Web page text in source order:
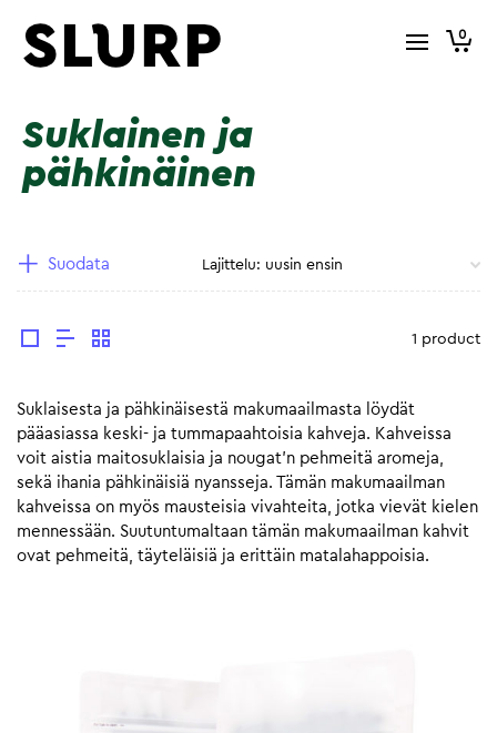
0
Suklainen ja
pähkinäinen
Suodata
1 product
Suklaisesta ja pähkinäisestä makumaailmasta löydät
pääasiassa keski- ja tummapaahtoisia kahveja. Kahveissa
voit aistia maitosuklaisia ja nougat’n pehmeitä aromeja,
sekä ihania pähkinäisiä nyansseja. Tämän makumaailman
kahveissa on myös mausteisia vivahteita, jotka vievät kielen
mennessään. Suutuntumaltaan tämän makumaailman kahvit
ovat pehmeitä, täyteläisiä ja erittäin matalahappoisia.